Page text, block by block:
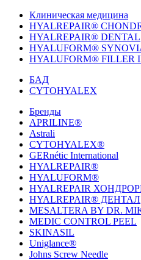
Клиническая медицина
HYALREPAIR®
HYALREPAIR® DENTAL
HYALUFORM®
HYALUFORM® FILLER
БАД
CYTOHYALEX
Бренды
APRILINE®
Astrali
CYTOHYALEX®
GERnétic International
HYALREPAIR®
HYALUFORM®
HYALREPAIR
HYALREPAIR® ДЕНТАЛ
MESALTERA BY DR.
MEDIC CONTROL PEEL
SKINASIL
Uniglance®
Johns Screw Needle